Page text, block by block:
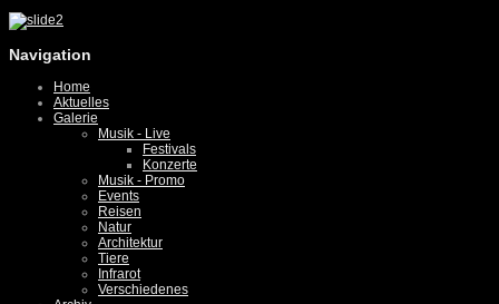
Navigation
Home
Aktuelles
Galerie
Musik - Live
Festivals
Konzerte
Musik - Promo
Events
Reisen
Natur
Architektur
Tiere
Infrarot
Verschiedenes